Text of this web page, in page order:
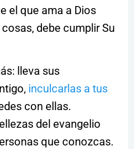
el que ama a Dios
debe cumplir Su
lleva sus
inculcarlas a tus
con ellas.
del evangelio
que conozcas.